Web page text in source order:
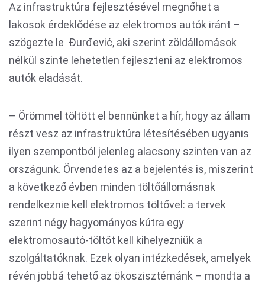
Az infrastruktúra fejlesztésével megnőhet a
lakosok érdeklődése az elektromos autók iránt –
szögezte le Đurđević, aki szerint zöldállomások
nélkül szinte lehetetlen fejleszteni az elektromos
autók eladását.
– Örömmel töltött el bennünket a hír, hogy az állam
részt vesz az infrastruktúra létesítésében ugyanis
ilyen szempontból jelenleg alacsony szinten van az
országunk. Örvendetes az a bejelentés is, miszerint
a következő évben minden töltőállomásnak
rendelkeznie kell elektromos töltővel: a tervek
szerint négy hagyományos kútra egy
elektromosautó-töltőt kell kihelyezniük a
szolgáltatóknak. Ezek olyan intézkedések, amelyek
révén jobbá tehető az ökoszisztémánk – mondta a